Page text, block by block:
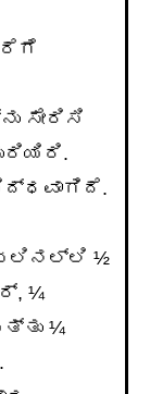
ಸೇರಿಸಿ
½
¼
¼